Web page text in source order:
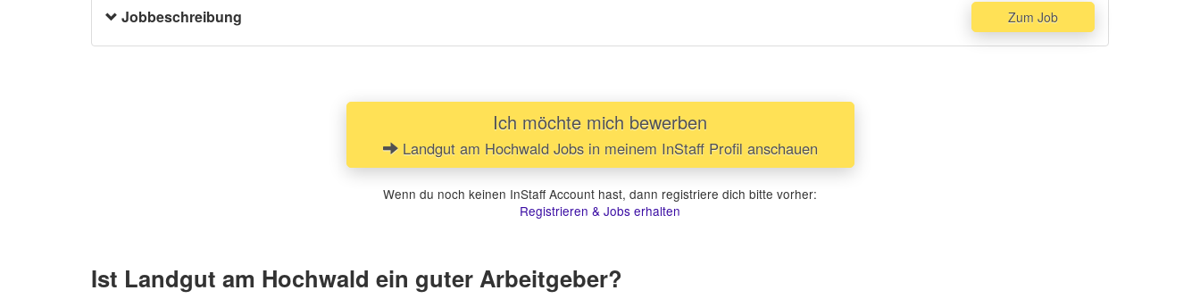
Jobbeschreibung
Zum Job
Ich möchte mich bewerben
Landgut am Hochwald Jobs in meinem InStaff Profil anschauen
Wenn du noch keinen InStaff Account hast, dann registriere dich bitte vorher:
Registrieren & Jobs erhalten
Ist Landgut am Hochwald ein guter Arbeitgeber?